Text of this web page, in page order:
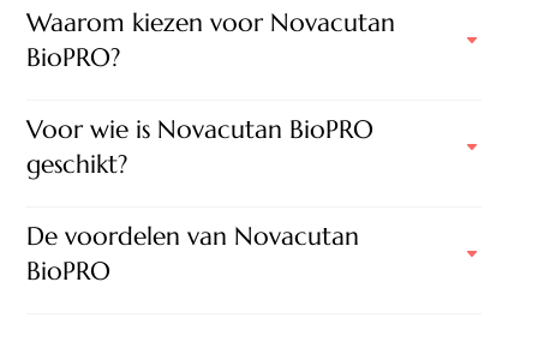
Waarom kiezen voor Novacutan
BioPRO?
Voor wie is Novacutan BioPRO
geschikt?
De voordelen van Novacutan
BioPRO